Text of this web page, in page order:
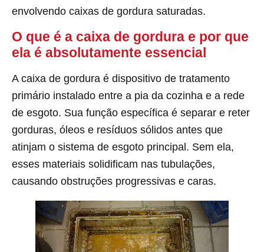
envolvendo caixas de gordura saturadas.
O que é a caixa de gordura e por que
ela é absolutamente essencial
A caixa de gordura é dispositivo de tratamento
primário instalado entre a pia da cozinha e a rede
de esgoto. Sua função específica é separar e reter
gorduras, óleos e resíduos sólidos antes que
atinjam o sistema de esgoto principal. Sem ela,
esses materiais solidificam nas tubulações,
causando obstruções progressivas e caras.